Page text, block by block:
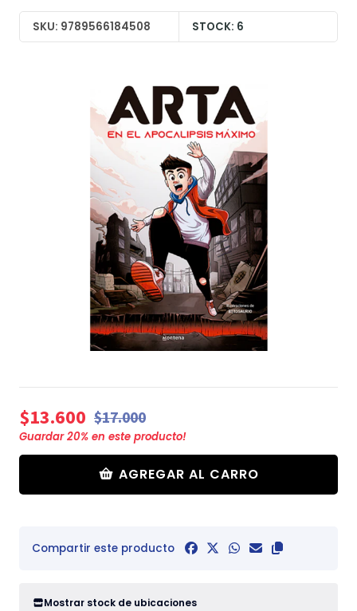
SKU: 9789566184508 STOCK: 6
$13.600 $17.000
Guardar20% en este producto!
AGREGAR AL CARRO
Compartir este producto
Mostrar stock de ubicaciones